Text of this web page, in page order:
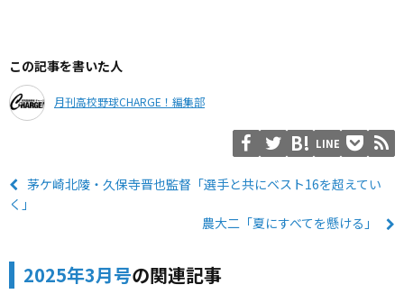
この記事を書いた人
月刊高校野球CHARGE！編集部
LINE
茅ケ崎北陵・久保寺晋也監督「選手と共にベスト16を超えてい
く」
農大二「夏にすべてを懸ける」
2025年3月号の関連記事